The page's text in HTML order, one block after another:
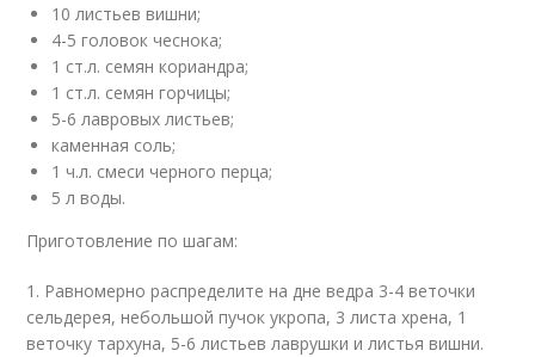
10 листьев вишни;
4-5 головок чеснока;
1 ст.л. семян кориандра;
1 ст.л. семян горчицы;
5-6 лавровых листьев;
каменная соль;
1 ч.л. смеси черного перца;
5 л воды.
Приготовление по шагам:
1. Равномерно распределите на дне ведра 3-4 веточки
сельдерея, небольшой пучок укропа, 3 листа хрена, 1
веточку тархуна, 5-6 листьев лаврушки и листья вишни.